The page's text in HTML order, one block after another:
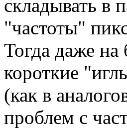
складывать в
"частоты"
Тогда даже
короткие
(как в
проблем с